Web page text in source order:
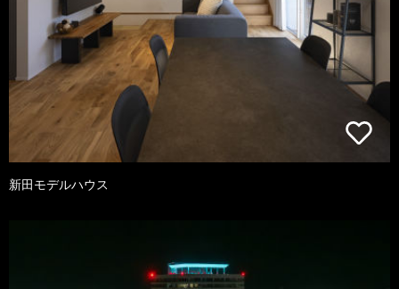
新田モデルハウス